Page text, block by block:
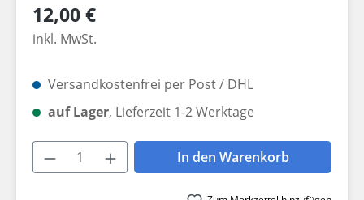
Regulärer Preis:
12,00 €
inkl. MwSt.
Versandkostenfrei per Post / DHL
auf Lager, Lieferzeit 1-2 Werktage
Produkt Anzahl: Gib den
In den Warenkorb